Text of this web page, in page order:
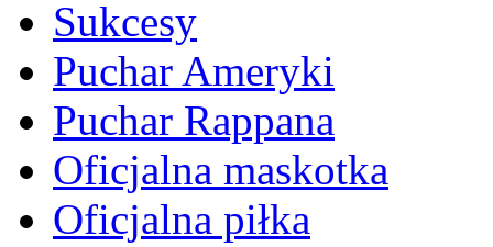
Sukcesy
Puchar Ameryki
Puchar Rappana
Oficjalna maskotka
Oficjalna piłka